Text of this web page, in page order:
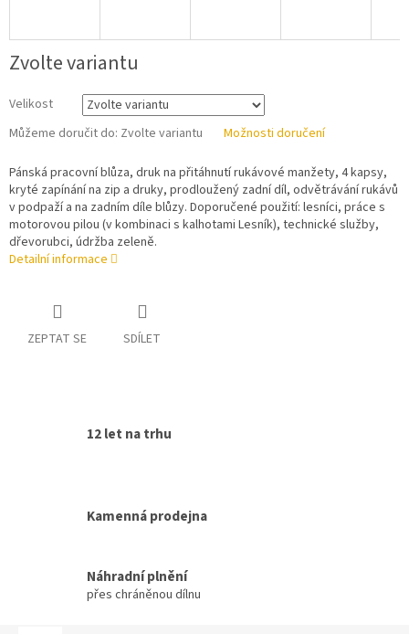
Zvolte variantu
Velikost
Můžeme doručit do: Zvolte variantu Možnosti doručení
Pánská pracovní blůza, druk na přitáhnutí rukávové manžety, 4 kapsy,
kryté zapínání na zip a druky, prodloužený zadní díl, odvětrávání rukávů
v podpaží a na zadním díle blůzy. Doporučené použití: lesníci, práce s
motorovou pilou (v kombinaci s kalhotami Lesník), technické služby,
dřevorubci, údržba zeleně.
Detailní informace
ZEPTAT SE SDÍLET
12 let na trhu
Kamenná prodejna
Náhradní plnění
přes chráněnou dílnu